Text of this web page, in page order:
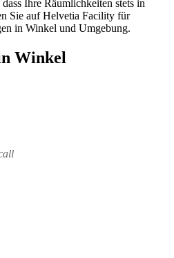
Ihre Räumlichkeiten stets in
Sie auf Helvetia Facility für
in Winkel und Umgebung.
Winkel